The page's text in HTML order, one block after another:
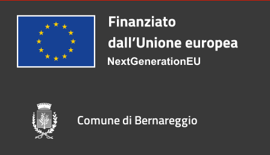
Comune di Bernareggio